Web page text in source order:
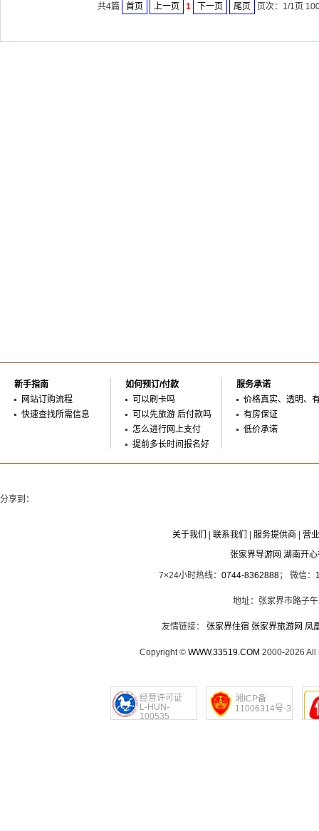
共4篇 首页 上一页 1 下一页 尾页 页次：1/1页
新手指南
网站订购流程
快速查找所需信息
如何预订/付款
可以刷卡吗
可以先旅游 后付款吗
怎么进行网上支付
提前多长时间报名好
服务承诺
价格真实、透明、
有房保证
低价承诺
分享到：
关于我们 联系我们 服务提供商
营
张家界导游网 湖南开
7×24小时热线： 0744-8362888； 微信：
地址：张家界市路子
友情链接： 张家界住宿 张家界旅游网 凤
Copyright © WWW.33519.COM 2000-2026 All
经营许可证
L-HUN-
100535
湘ICP备
11006314号-3